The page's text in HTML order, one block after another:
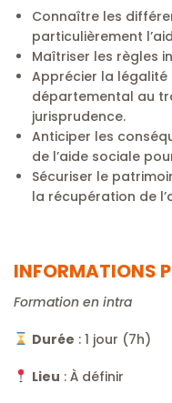
Connaître les
particulièrement
Maîtriser les règles
Apprécier la légalité
départemental au
jurisprudence.
Anticiper les
de l’aide sociale
Sécuriser le
la récupération de
INFORMATIONS
Formation en intra
Durée : 1 jour (7h)
Lieu : À définir